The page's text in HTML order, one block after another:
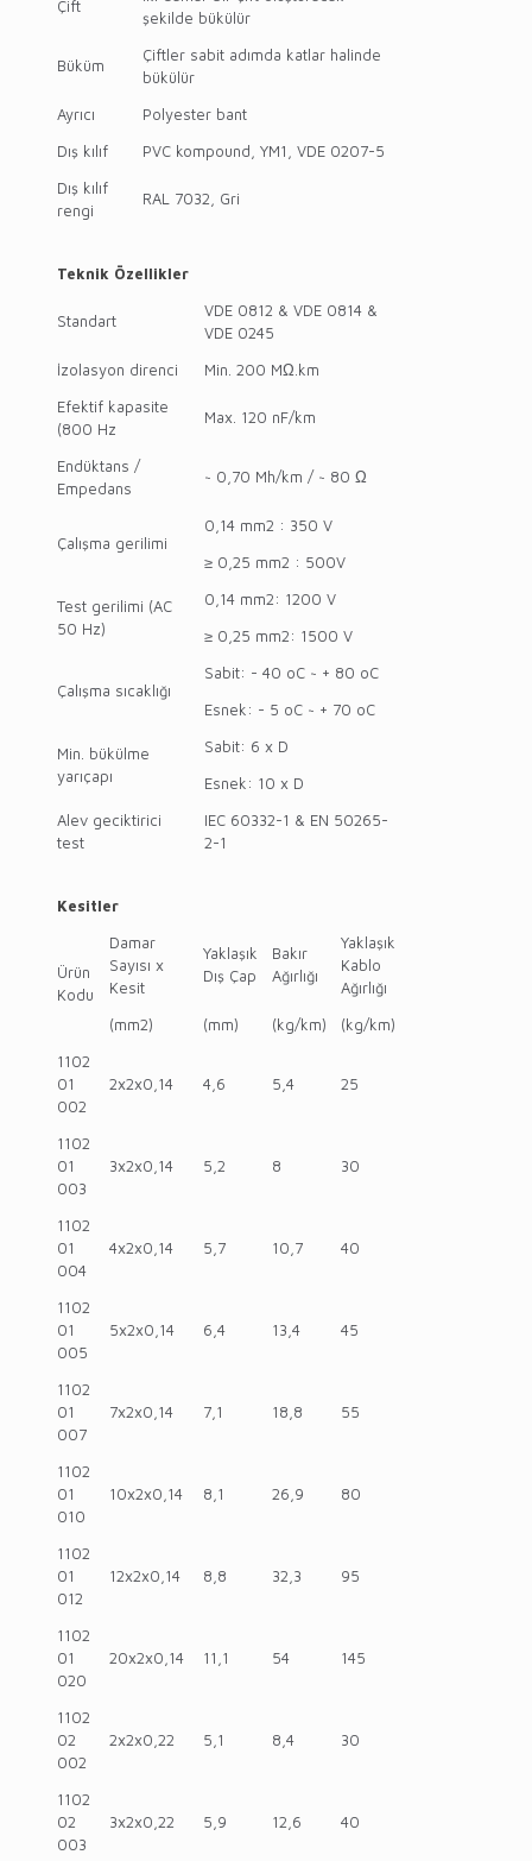
Çift
şekilde bükülür
Büküm
Çiftler sabit adımda katlar halinde
bükülür
Ayrıcı
Polyester bant
Dış kılıf
PVC kompound, YM1, VDE 0207-5
Dış kılıf
rengi
RAL 7032, Gri
Teknik Özellikler
Standart
VDE 0812 & VDE 0814 &
VDE 0245
İzolasyon direnci
Min. 200 MΩ.km
Efektif kapasite
(800 Hz
Max. 120 nF/km
Endüktans /
Empedans
~ 0,70 Mh/km / ~ 80 Ω
Çalışma gerilimi
0,14 mm2 : 350 V
≥ 0,25 mm2 : 500V
Test gerilimi (AC
50 Hz)
0,14 mm2: 1200 V
≥ 0,25 mm2: 1500 V
Çalışma sıcaklığı
Sabit: - 40 oC ~ + 80 oC
Esnek: - 5 oC ~ + 70 oC
Min. bükülme
yarıçapı
Sabit: 6 x D
Esnek: 10 x D
Alev geciktirici
test
IEC 60332-1 & EN 50265-
2-1
Kesitler
Ürün
Kodu
Damar
Sayısı x
Kesit
Yaklaşık
Dış Çap
Bakır
Ağırlığı
Yaklaşık
Kablo
Ağırlığı
(mm2)
(mm) (kg/km)
(kg/km)
1102
01
002
2x2x0,14 4,6 5,4 25
1102
01
003
3x2x0,14 5,2 8 30
1102
01
004
4x2x0,14 5,7 10,7 40
1102
01
005
5x2x0,14 6,4 13,4 45
1102
01
007
7x2x0,14 7,1 18,8 55
1102
01
010
10x2x0,14 8,1 26,9 80
1102
01
012
12x2x0,14 8,8 32,3 95
1102
01
020
20x2x0,14 11,1 54 145
1102
02
002
2x2x0,22 5,1 8,4 30
1102
02
003
3x2x0,22 5,9 12,6 40